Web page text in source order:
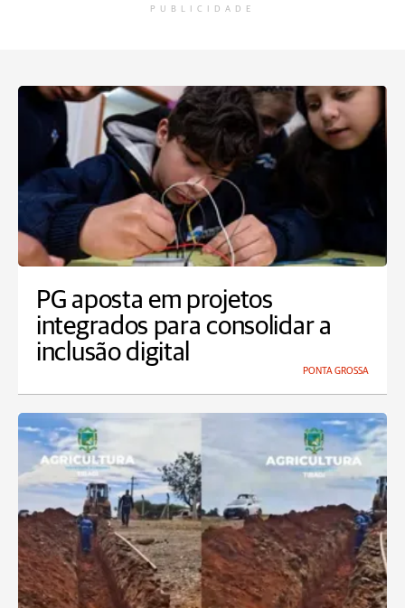
PUBLICIDADE
PG aposta em projetos
integrados para consolidar a
inclusão digital
PONTA GROSSA